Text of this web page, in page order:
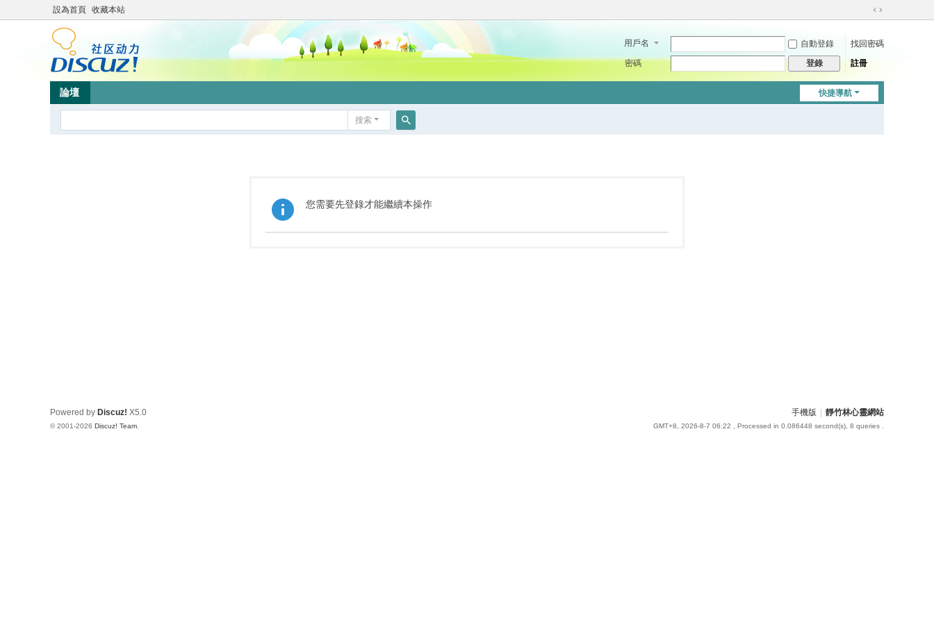
設為首頁 收藏本站
切
到
用戶名 自動登錄
找回密碼
密碼
登錄 註冊
快捷導航
論壇
搜索
您需要先登錄才能繼續本操作
手機版 靜竹林心靈網站
GMT+8, 2026-8-7 06:22 , Processed in 0.086448 second(s), 8 queries .
Powered by Discuz! X5.0
© 2001-2026 Discuz! Team